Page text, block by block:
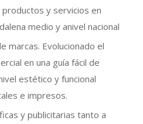
y servicios en
medio y anivel nacional
marcas. Evolucionado el
en una guía fácil de
estético y funcional
e impresos.
y publicitarias tanto a